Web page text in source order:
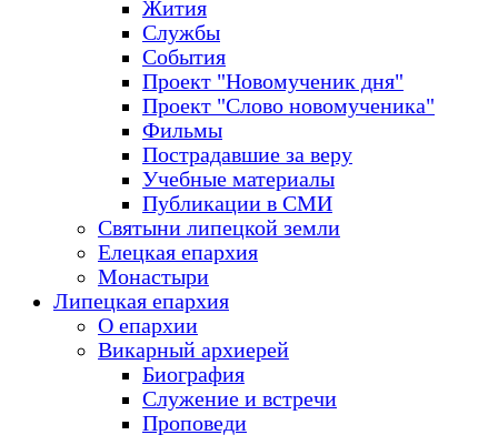
Жития
Службы
События
Проект "Новомученик дня"
Проект "Слово новомученика"
Фильмы
Пострадавшие за веру
Учебные материалы
Публикации в СМИ
Святыни липецкой земли
Елецкая епархия
Монастыри
Липецкая епархия
О епархии
Викарный архиерей
Биография
Служение и встречи
Проповеди